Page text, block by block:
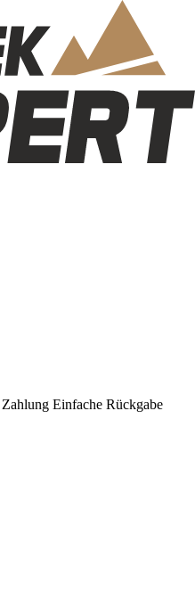
Zahlung Einfache Rückgabe